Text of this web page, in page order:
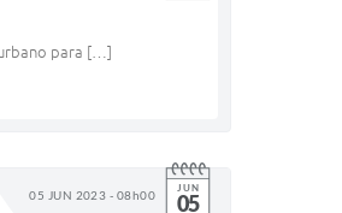
para […]
05 JUN 2023 - 08h00 JUN
05